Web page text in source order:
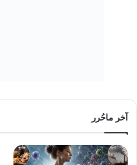
آخر ماحُرر